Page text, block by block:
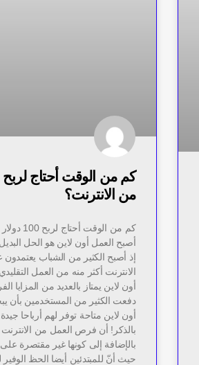
من الانترنت؟
كم من الوقت
أصبح العمل أون لاين هو الحل
إذ أصبح الكثير من الشباب
الانترنت أكثر منه من العمل
أون لاين يمتاز بالعديد من المزايا
دفعت الكثير من المستخدمين بأن
أون لاين متاحة توفر لهم أرباحا
بالذكر! أن فرص العمل من الانترنت
بالإضافة إلى كونها غير مقتصرة
حيث أنّ للمبتدئين أيضا الحظ